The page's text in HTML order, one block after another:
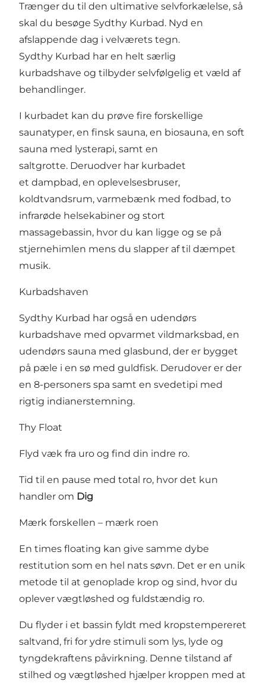
Trænger du til den ultimative selvforkælelse, så
skal du besøge Sydthy Kurbad. Nyd en
afslappende dag i velværets tegn.
Sydthy Kurbad har en helt særlig
kurbadshave og tilbyder selvfølgelig et væld af
behandlinger.
I kurbadet kan du prøve fire forskellige
saunatyper, en finsk sauna, en biosauna, en soft
sauna med lysterapi, samt en
saltgrotte. Deruodver har kurbadet
et dampbad, en oplevelsesbruser,
koldtvandsrum, varmebænk med fodbad, to
infrarøde helsekabiner og stort
massagebassin, hvor du kan ligge og se på
stjernehimlen mens du slapper af til dæmpet
musik.
Kurbadshaven
Sydthy Kurbad har også en udendørs
kurbadshave med opvarmet vildmarksbad, en
udendørs sauna med glasbund, der er bygget
på pæle i en sø med guldfisk. Derudover er der
en 8-personers spa samt en svedetipi med
rigtig indianerstemning.
Thy Float
Flyd væk fra uro og find din indre ro.
Tid til en pause med total ro, hvor det kun
handler om Dig
Mærk forskellen – mærk roen
En times floating kan give samme dybe
restitution som en hel nats søvn. Det er en unik
metode til at genoplade krop og sind, hvor du
oplever vægtløshed og fuldstændig ro.
Du flyder i et bassin fyldt med kropstempereret
saltvand, fri for ydre stimuli som lys, lyde og
tyngdekraftens påvirkning. Denne tilstand af
stilhed og vægtløshed hjælper kroppen med at